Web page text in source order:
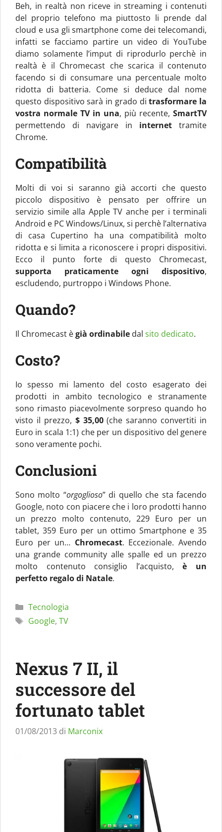
Beh, in realtà non riceve in streaming i contenuti
del proprio telefono ma piuttosto li prende dal
cloud e usa gli smartphone come dei telecomandi,
infatti se facciamo partire un video di YouTube
diamo solamente l’imput di riprodurlo perchè in
realtà è il Chromecast che scarica il contenuto
facendo si di consumare una percentuale molto
ridotta di batteria. Come si deduce dal nome
questo dispositivo sarà in grado ditrasformare la
vostra normale TV in una, più recente, SmartTV
permettendo di navigare in internet tramite
Chrome.
Compatibilità
Molti di voi si saranno già accorti che questo
piccolo dispositivo è pensato per offrire un
servizio simile alla Apple TV anche per i terminali
Android e PC Windows/Linux, si perchè l’alternativa
di casa Cupertino ha una compatibilità molto
ridotta e si limita a riconoscere i propri dispositivi.
Ecco il punto forte di questo Chromecast,
supporta praticamente ogni dispositivo,
escludendo, purtroppo i Windows Phone.
Quando?
Il Chromecast ègià ordinabile dal sito dedicato.
Costo?
Io spesso mi lamento del costo esagerato dei
prodotti in ambito tecnologico e stranamente
sono rimasto piacevolmente sorpreso quando ho
visto il prezzo, $ 35,00(che saranno convertiti in
Euro in scala 1:1) che per un dispositivo del genere
sono veramente pochi.
Conclusioni
Sono molto “orgoglioso” di quello che sta facendo
Google, noto con piacere che i loro prodotti hanno
un prezzo molto contenuto, 229 Euro per un
tablet, 359 Euro per un ottimo Smartphone e 35
Euro per un… Chromecast. Eccezionale. Avendo
una grande community alle spalle ed un prezzo
molto contenuto consiglio l’acquisto,è un
perfetto regalo di Natale.
Categorie
Tecnologia
Tag
Google, TV
Nexus 7 II, il
successore del
fortunato tablet
01/08/2013 di Marconix